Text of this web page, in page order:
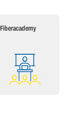
Fiberacademy